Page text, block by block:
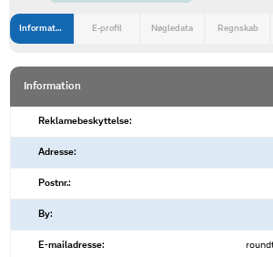
Information E-profil Nøgledata Regnskab
Information
Reklamebeskyttelse:
Adresse:
Postnr.:
By:
E-mailadresse: